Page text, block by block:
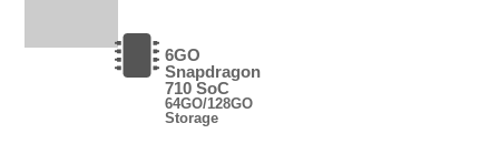
6GO
Snapdragon
710 SoC
64GO/128GO
Storage